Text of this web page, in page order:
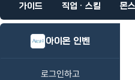
가이드 직업 · 스킬 몬
아이온 인벤
로그인하고